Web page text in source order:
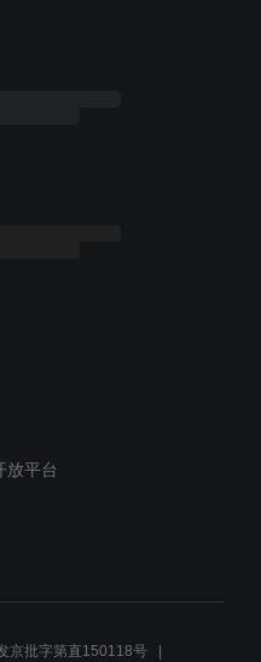
放平台
京批字第直150118号